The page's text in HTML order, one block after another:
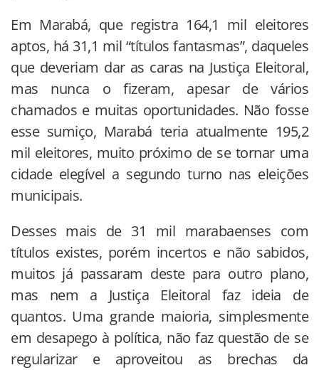
Em Marabá, que registra 164,1 mil eleitores
aptos, há 31,1 mil “títulos fantasmas”, daqueles
que deveriam dar as caras na Justiça Eleitoral,
mas nunca o fizeram, apesar de vários
chamados e muitas oportunidades. Não fosse
esse sumiço, Marabá teria atualmente 195,2
mil eleitores, muito próximo de se tornar uma
cidade elegível a segundo turno nas eleições
municipais.
Desses mais de 31 mil marabaenses com
títulos existes, porém incertos e não sabidos,
muitos já passaram deste para outro plano,
mas nem a Justiça Eleitoral faz ideia de
quantos. Uma grande maioria, simplesmente
em desapego à política, não faz questão de se
regularizar e aproveitou as brechas da